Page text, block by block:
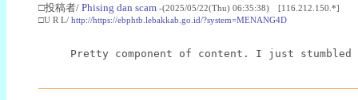
□投稿者/ Phising dan scam -(2025/05/22(Thu) 06:35:38) [116.212.150.*]
□U R L/ http://https://ebphtb.lebakkab.go.id/?system=MENANG4D
Pretty component of content. I just